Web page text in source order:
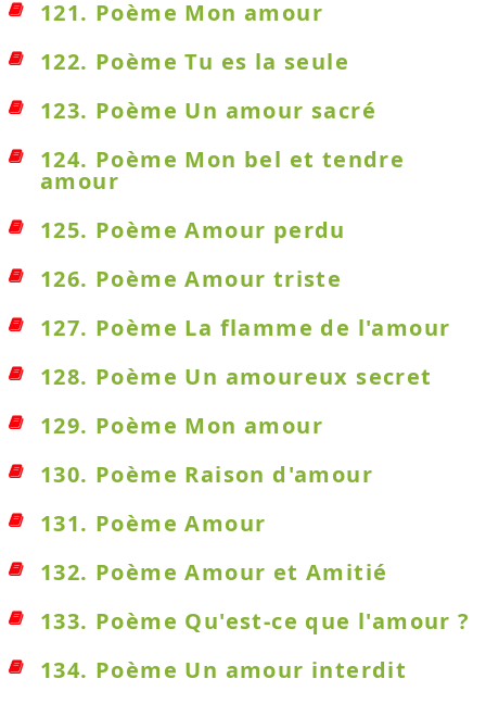
121. Poème Mon amour
122. Poème Tu es la seule
123. Poème Un amour sacré
124. Poème Mon bel et tendre
amour
125. Poème Amour perdu
126. Poème Amour triste
127. Poème La flamme de l'amour
128. Poème Un amoureux secret
129. Poème Mon amour
130. Poème Raison d'amour
131. Poème Amour
132. Poème Amour et Amitié
133. Poème Qu'est-ce que l'amour ?
134. Poème Un amour interdit